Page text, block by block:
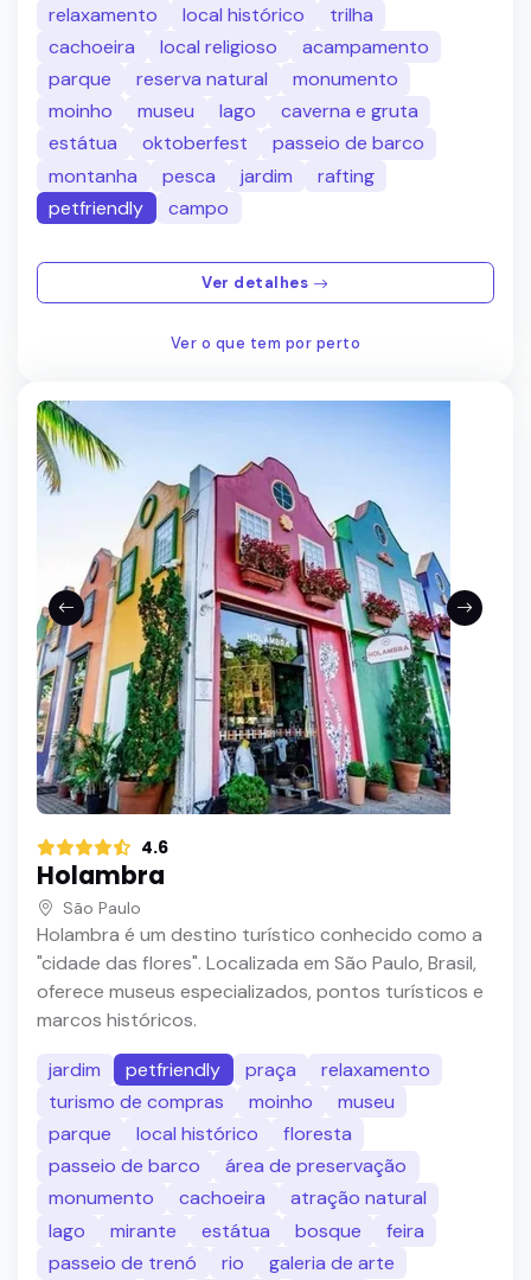
relaxamento local histórico
trilha
cachoeira
local religioso
acampamento
parque
reserva natural
monumento
moinho
museu lago
caverna e gruta
estátua
oktoberfest
passeio de barco
montanha
pesca jardim
rafting
petfriendly
campo
Ver detalhes
Ver o que tem por perto
4.6
Holambra
São Paulo
Holambra é um destino turístico conhecido como a
"cidade das flores". Localizada em São Paulo, Brasil,
oferece museus especializados, pontos turísticos e
marcos históricos.
jardim
petfriendly praça
relaxamento
turismo de compras
moinho
museu
parque
local histórico
floresta
passeio de barco
área de preservação
monumento
cachoeira
atração natural
lago
mirante estátua bosque
feira
passeio de trenó
rio
galeria de arte